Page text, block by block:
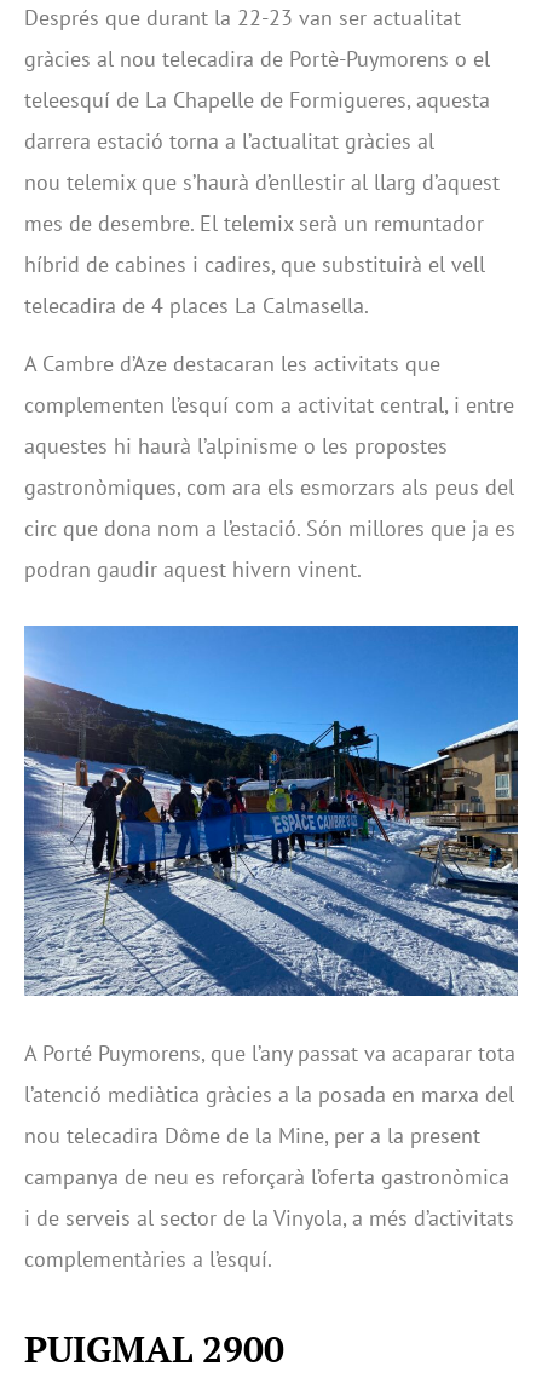
Després que durant la 22-23 van ser actualitat
gràcies al nou telecadira de Portè-Puymorens o el
teleesquí de La Chapelle de Formigueres, aquesta
darrera estació torna a l’actualitat gràcies al
nou telemix que s’haurà d’enllestir al llarg d’aquest
mes de desembre. El telemix serà un remuntador
híbrid de cabines i cadires, que substituirà el vell
telecadira de 4 places La Calmasella.
A Cambre d’Aze destacaran les activitats que
complementen l’esquí com a activitat central, i entre
aquestes hi haurà l’alpinisme o les propostes
gastronòmiques, com ara els esmorzars als peus del
circ que dona nom a l’estació. Són millores que ja es
podran gaudir aquest hivern vinent.
A Porté Puymorens, que l’any passat va acaparar tota
l’atenció mediàtica gràcies a la posada en marxa del
nou telecadira Dôme de la Mine, per a la present
campanya de neu es reforçarà l’oferta gastronòmica
i de serveis al sector de la Vinyola, a més d’activitats
complementàries a l’esquí.
PUIGMAL 2900